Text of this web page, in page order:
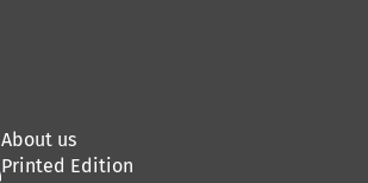
About us
Printed Edition